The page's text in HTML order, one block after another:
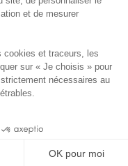
de souscrire
(PER) Préfon ?
pour préparer